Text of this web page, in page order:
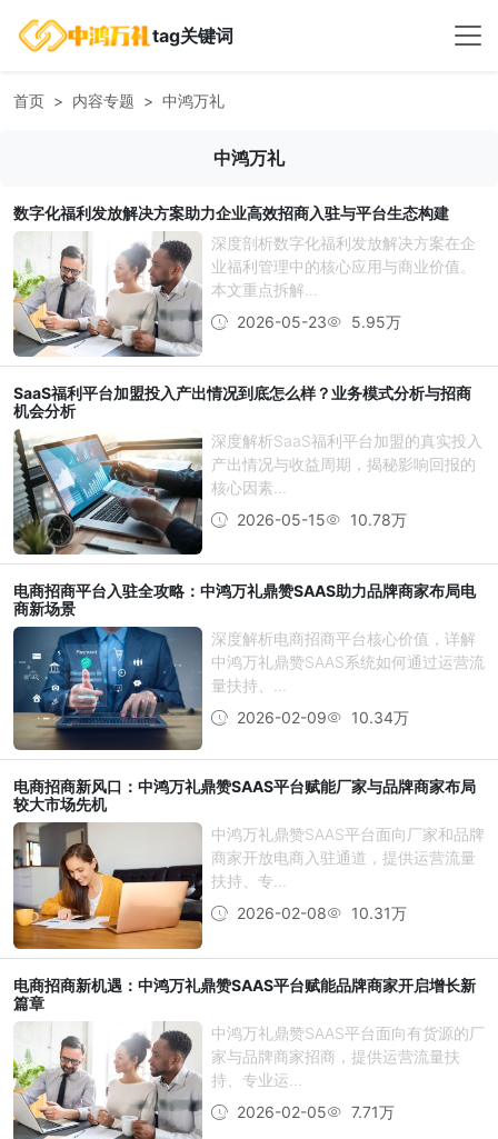
tag关键词
首页 内容专题 中鸿万礼
中鸿万礼
数字化福利发放解决方案助力企业高效招商入驻与平台生态构建
深度剖析数字化福利发放解决方案在企
业福利管理中的核心应用与商业价值。
本文重点拆解...
2026-05-23
5.95万
SaaS福利平台加盟投入产出情况到底怎么样？业务模式分析与招商
机会分析
深度解析SaaS福利平台加盟的真实投入
产出情况与收益周期，揭秘影响回报的
核心因素...
2026-05-15
10.78万
电商招商平台入驻全攻略：中鸿万礼鼎赞SAAS助力品牌商家布局电
商新场景
深度解析电商招商平台核心价值，详解
中鸿万礼鼎赞SAAS系统如何通过运营流
量扶持、...
2026-02-09
10.34万
电商招商新风口：中鸿万礼鼎赞SAAS平台赋能厂家与品牌商家布局
较大市场先机
中鸿万礼鼎赞SAAS平台面向厂家和品牌
商家开放电商入驻通道，提供运营流量
扶持、专...
2026-02-08
10.31万
电商招商新机遇：中鸿万礼鼎赞SAAS平台赋能品牌商家开启增长新
篇章
中鸿万礼鼎赞SAAS平台面向有货源的厂
家与品牌商家招商，提供运营流量扶
持、专业运...
2026-02-05
7.71万